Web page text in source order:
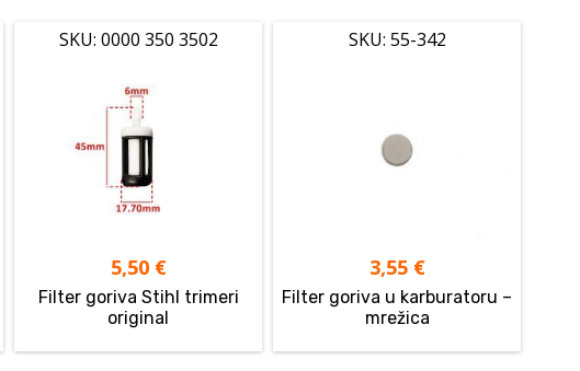
SKU: 0000 350 3502
5,50 €
Filter goriva Stihl trimeri
original
SKU: 55-342
3,55 €
Filter goriva u karburatoru –
mrežica